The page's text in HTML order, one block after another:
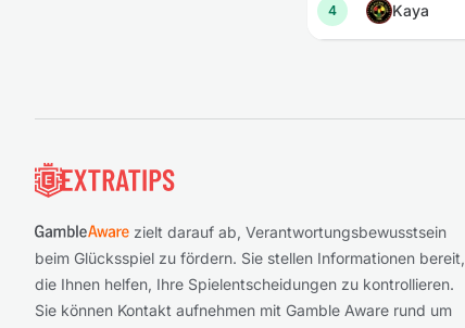
4 Kaya
zielt darauf ab, Verantwortungsbewusstsein
beim Glücksspiel zu fördern. Sie stellen Informationen bereit,
die Ihnen helfen, Ihre Spielentscheidungen zu kontrollieren.
Sie können Kontakt aufnehmen mit Gamble Aware rund um